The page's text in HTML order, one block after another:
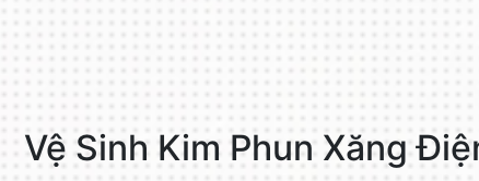
Vệ Sinh Kim Phun Xăng